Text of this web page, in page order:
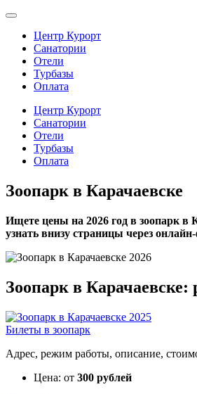
Центр Курорт
Санатории
Отели
Турбазы
Оплата
Центр Курорт
Санатории
Отели
Турбазы
Оплата
Зоопарк в Карачаевске
Ищете цены на 2026 год в зоопарк в
узнать внизу страницы через
Зоопарк в
Билеты в зоопарк
Адрес, режим работы, описание,
Цена: от 300 рублей